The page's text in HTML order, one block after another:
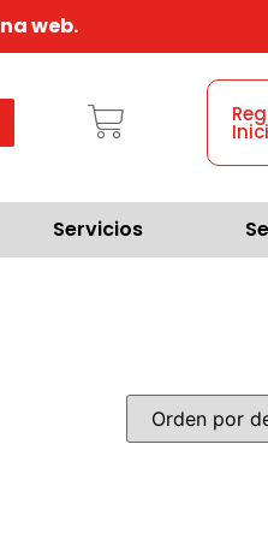
web.
Servicios